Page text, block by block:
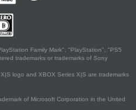
Family Mark", "PlayStation", "PS5
trademarks or trademarks of Sony
logo and XBOX Series X|S are trademarks
of Microsoft Corporation in the United